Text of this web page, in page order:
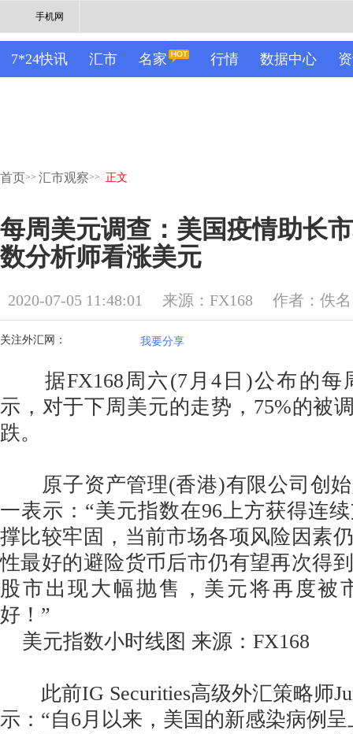
手机网
7*24快讯 汇市 名家 行情 数据中心
首页>> 汇市观察>> 正文
每周美元调查：美国疫情助长
数分析师看涨美元
2020-07-05 11:48:01 来源：FX168 作者：佚名
关注外汇网： 我要分享
据FX168周六(7月4日)公布的每
示，对于下周美元的走势，75%的被
跌。
原子资产管理(香港)有限公司创始
一表示：“美元指数在96上方获得连
撑比较牢固，当前市场各项风险因素
性最好的避险货币后市仍有望再次得
股市出现大幅抛售，美元将再度被
好！”
美元指数小时线图 来源：FX168
此前IG Securities高级外汇策略师
示：“自6月以来，美国的新感染病例